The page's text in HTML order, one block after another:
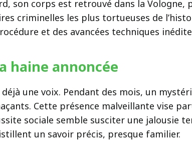
son corps est retrouvé dans la
criminelles les plus tortueuses de
et des avancées techniques
haine annoncée
une voix. Pendant des mois, un
Cette présence malveillante vise
sociale semble susciter une jalousie
un savoir précis, presque familier.